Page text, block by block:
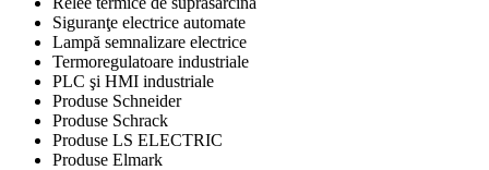
Siguranţe electrice automate
Lampă semnalizare electrice
Termoregulatoare industriale
PLC şi HMI industriale
Produse Schneider
Produse Schrack
Produse LS ELECTRIC
Produse Elmark